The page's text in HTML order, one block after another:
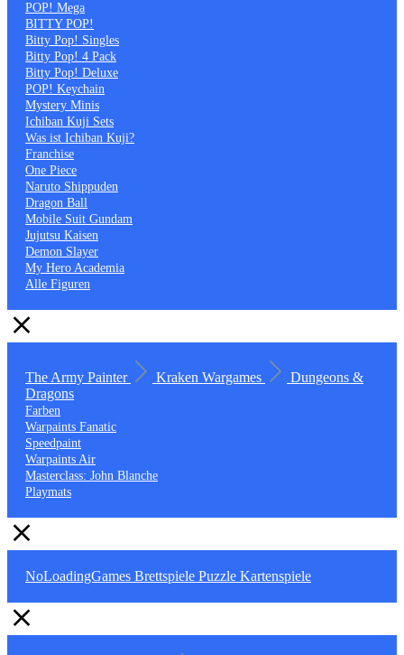
POP! Mega
BITTY POP!
Bitty Pop! Singles
Bitty Pop! 4 Pack
Bitty Pop! Deluxe
POP! Keychain
Mystery Minis
Ichiban Kuji Sets
Was ist Ichiban Kuji?
Franchise
One Piece
Naruto Shippuden
Dragon Ball
Mobile Suit Gundam
Jujutsu Kaisen
Demon Slayer
My Hero Academia
Alle Figuren
The Army Painter Kraken Wargames
Dungeons &
Dragons
Farben
Warpaints Fanatic
Speedpaint
Warpaints Air
Masterclass: John Blanche
Playmats
NoLoadingGames Brettspiele Puzzle Kartenspiele